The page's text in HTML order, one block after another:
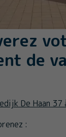
de
De Haan 37
: